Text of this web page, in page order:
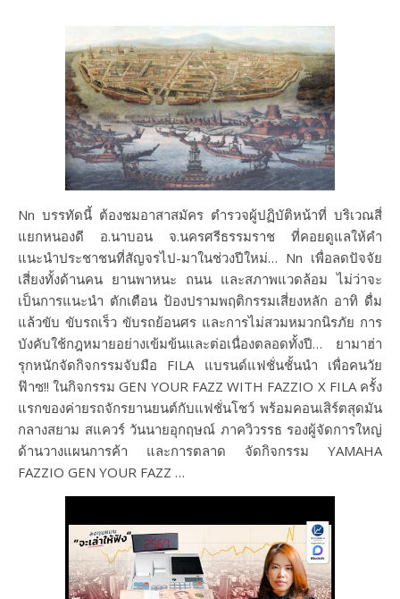
Nn บรรทัดนี้ ต้องชมอาสาสมัคร ตำรวจผู้ปฏิบัติหน้าที่ บริเวณสี่
แยกหนองดี อ.นาบอน จ.นครศรีธรรมราช ที่คอยดูแลให้คำ
แนะนำประชาชนที่สัญจรไป-มาในช่วงปีใหม่… Nn เพื่อลดปัจจัย
เสี่ยงทั้งด้านคน ยานพาหนะ ถนน และสภาพแวดล้อม ไม่ว่าจะ
เป็นการแนะนำ ตักเตือน ป้องปรามพฤติกรรมเสี่ยงหลัก อาทิ ดื่ม
แล้วขับ ขับรถเร็ว ขับรถย้อนศร และการไม่สวมหมวกนิรภัย การ
บังคับใช้กฎหมายอย่างเข้มข้นและต่อเนื่องตลอดทั้งปี… ยามาฮ่า
รุกหนักจัดกิจกรรมจับมือ FILA แบรนด์แฟชั่นชั้นนำ เพื่อคนวัย
ฟ๊าซ!! ในกิจกรรม GEN YOUR FAZZ WITH FAZZIO X FILA ครั้ง
แรกของค่ายรถจักรยานยนต์กับแฟชั่นโชว์ พร้อมคอนเสิร์ตสุดมัน
กลางสยาม สแควร์ วันนายอุกฤษณ์ ภาควิวรรธ รองผู้จัดการใหญ่
ด้านวางแผนการค้า และการตลาด จัดกิจกรรม YAMAHA
FAZZIO GEN YOUR FAZZ …